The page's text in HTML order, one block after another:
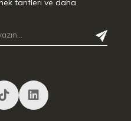
tarifleri ve daha